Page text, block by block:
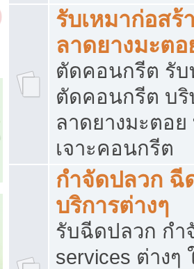
รับเหมาก่อส
ลาดยางมะต
ตัดคอนกรีต รับ
ตัดคอนกรีต บริ
ลาดยางมะตอ
เจาะคอนกรีต
กำจัดปลวก ฉี
บริการต่างๆ
รับฉีดปลวก กำ
services ต่าง